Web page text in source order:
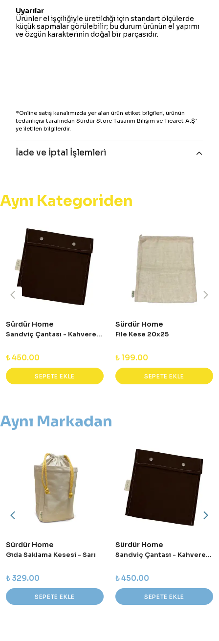
Uyarılar
Ürünler el işçiliğiyle üretildiği için standart ölçülerde
küçük sapmalar görülebilir; bu durum ürünün el yapımı
ve özgün karakterinin doğal bir parçasıdır.
*Online satış kanalımızda yer alan ürün etiket bilgileri, ürünün
tedarikçisi tarafından Sürdür Store Tasarım Bilişim ve Ticaret A.Ş’
ye iletilen bilgilerdir.
İade ve İptal İşlemleri
Aynı Kategoriden
Sürdür Home
Sandviç Çantası - Kahverengi
₺ 450.00
SEPETE EKLE
Sürdür Home
File Kese 20x25
₺ 199.00
SEPETE EKLE
Aynı Markadan
Sürdür Home
Gıda Saklama Kesesi - Sarı
₺ 329.00
SEPETE EKLE
Sürdür Home
Sandviç Çantası - Kahverengi
₺ 450.00
SEPETE EKLE